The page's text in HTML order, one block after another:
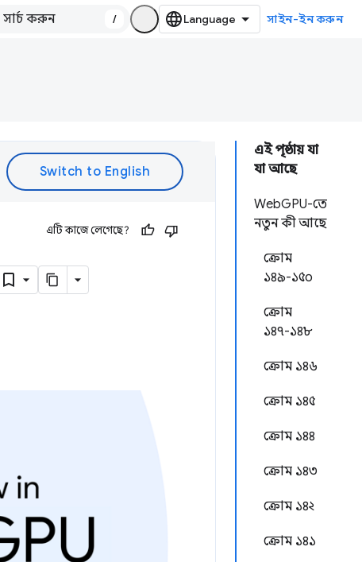
/ সাইন-ইন করুন
এই পৃষ্ঠায় যা
যা আছে
WebGPU-তে
নতুন কী আছে
ক্রোম
১৪৯-১৫০
ক্রোম
১৪৭-১৪৮
ক্রোম ১৪৬
ক্রোম ১৪৫
ক্রোম ১৪৪
ক্রোম ১৪৩
ক্রোম ১৪২
ক্রোম ১৪১
এটি কাজে লেগেছে?